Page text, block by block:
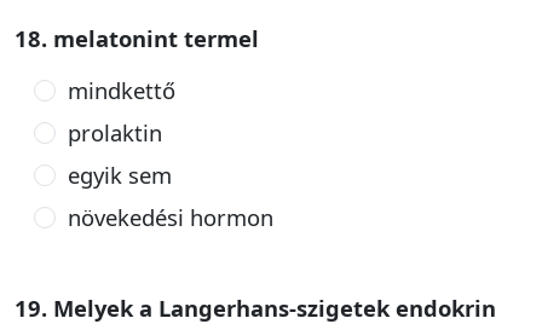
18. melatonint termel
mindkettő
prolaktin
egyik sem
növekedési hormon
19. Melyek a Langerhans-szigetek endokrin